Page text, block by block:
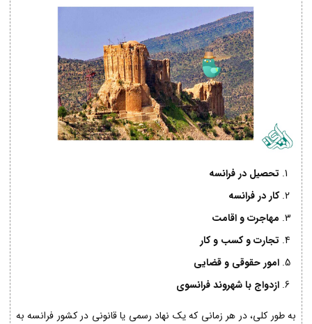
تحصیل در فرانسه
کار در فرانسه
مهاجرت و اقامت
تجارت و کسب و کار
امور حقوقی و قضایی
ازدواج با شهروند فرانسوی
به طور کلی، در هر زمانی که یک نهاد رسمی یا قانونی در کشور فرانسه به